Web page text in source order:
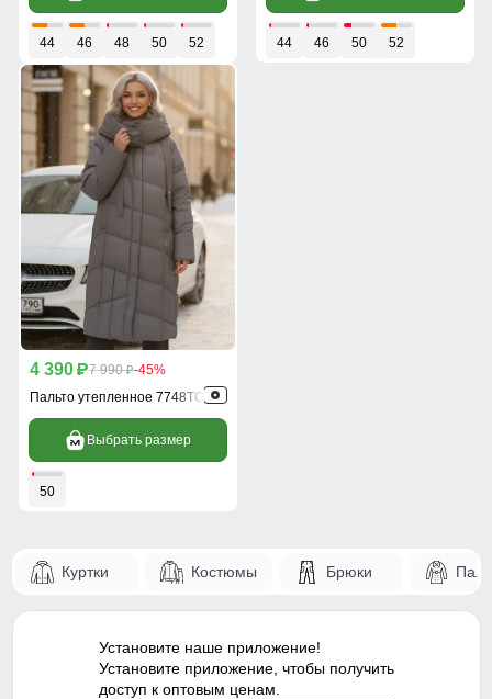
44 46 48 50 52 44 46 50 52
4 390 p7 990 p-45%
Пальто утепленное 7748TC
Выбрать размер
50
Куртки Костюмы Брюки
Установите наше приложение!
Установите приложение, чтобы получить
доступ к оптовым ценам.